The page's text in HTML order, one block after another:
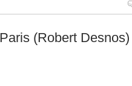
(Robert Desnos)